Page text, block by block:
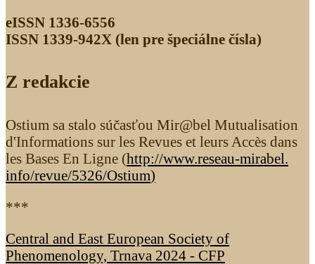
eISSN 1336-6556
ISSN 1339­-942X (len pre špeciálne čísla)
Z redakcie
Ostium sa stalo súčasťou Mir@bel Mutualisation
d'Informations sur les Revues et leurs Accès dans
les Bases En Ligne (http://www.reseau-mirabel.
info/revue/5326/Ostium)
***
Central and East European Society of
Phenomenology, Trnava 2024 - CFP